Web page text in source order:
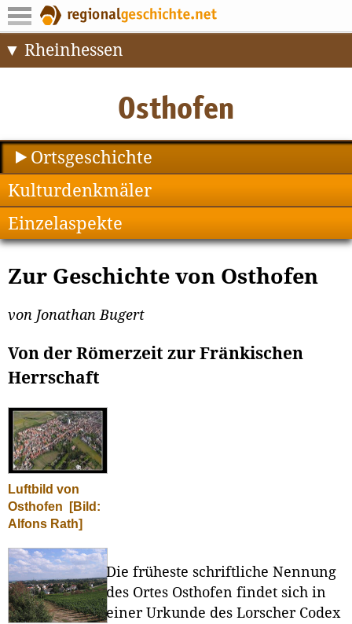
Rheinhessen
Ortsgeschichte
Kulturdenkmäler
Einzelaspekte
Zur Geschichte von Osthofen
von Jonathan Bugert
Von der Römerzeit zur Fränkischen
Herrschaft
Luftbild von
Osthofen
[Bild:
Alfons Rath]
Die früheste schriftliche Nennung
des Ortes Osthofen findet sich in
einer Urkunde des Lorscher Codex